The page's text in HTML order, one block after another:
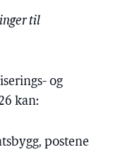
til
og
kan:
postene